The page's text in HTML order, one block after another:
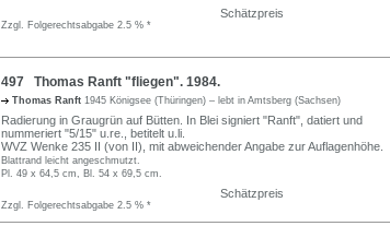
Schätzpreis
Zzgl. Folgerechtsabgabe 2.5 % *
497 Thomas Ranft "fliegen". 1984.
Thomas Ranft 1945 Königsee (Thüringen) – lebt in Amtsberg (Sachsen)
Radierung in Graugrün auf Bütten. In Blei signiert "Ranft", datiert und
nummeriert "5/15" u.re., betitelt u.li.
WVZ Wenke 235 II (von II), mit abweichender Angabe zur Auflagenhöhe.
Blattrand leicht angeschmutzt.
Pl. 49 x 64,5 cm, Bl. 54 x 69,5 cm.
Schätzpreis
Zzgl. Folgerechtsabgabe 2.5 % *